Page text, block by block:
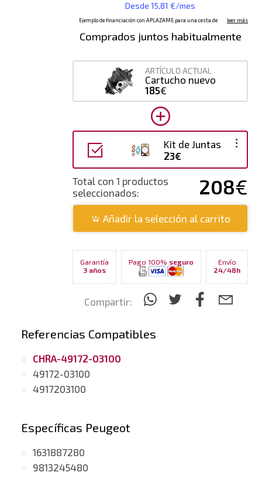
Comprados juntos habitualmente
ARTÍCULO ACTUAL
Cartucho nuevo
185€
Kit de Juntas
23€
Total con 1 productos
seleccionados:
208€
Añadir la selección al carrito
Garantía
3 años
Pago 100% seguro
Envío
24/48h
Compartir:
Referencias Compatibles
CHRA-49172-03100
49172-03100
4917203100
Específicas Peugeot
1631887280
9813245480